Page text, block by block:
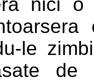
le
de